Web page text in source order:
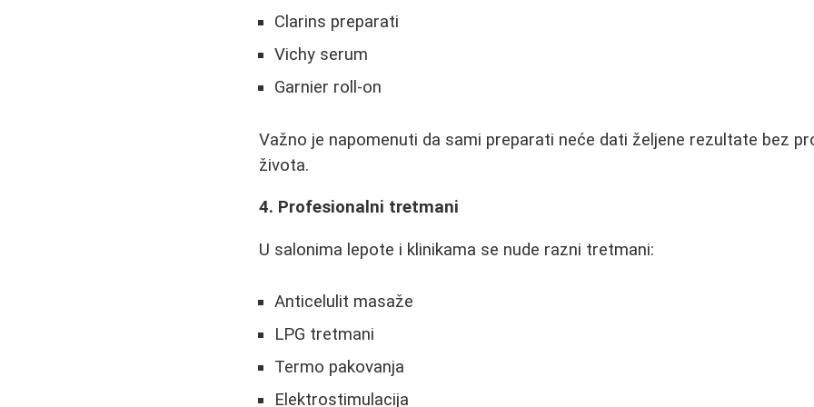
Clarins preparati
Vichy serum
Garnier roll-on
Važno je napomenuti da sami preparati neće dati željene rezultate bez
života.
4. Profesionalni tretmani
U salonima lepote i klinikama se nude razni tretmani:
Anticelulit masaže
LPG tretmani
Termo pakovanja
Elektrostimulacija